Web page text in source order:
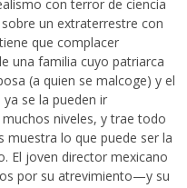
con terror de ciencia
un extraterrestre con
que complacer
una familia cuyo patriarca
(a quien se malcoge) y el
se la pueden ir
niveles, y trae todo
muestra lo que puede ser la
El joven director mexicano
por su atrevimiento—y su